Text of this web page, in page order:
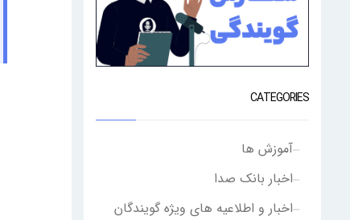
CATEGORIES
آموزش ها
اخبار بانک صدا
اخبار و اطلاعیه های ویژه گویندگان